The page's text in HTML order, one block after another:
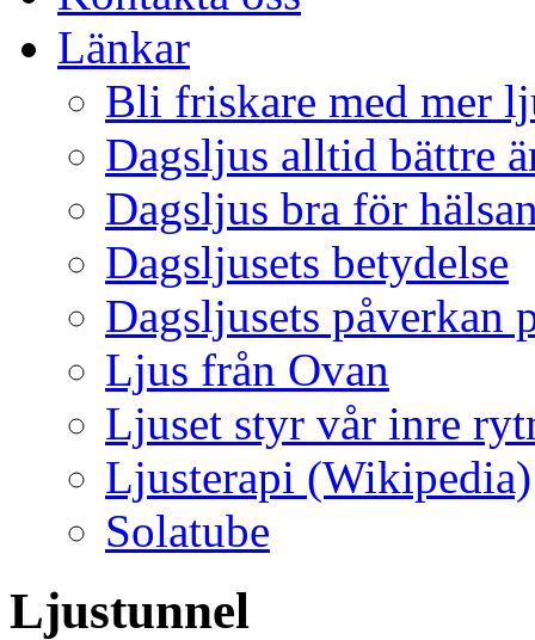
Länkar
Bli friskare med mer
Dagsljus alltid bättre
Dagsljus bra för
Dagsljusets betydelse
Dagsljusets påverkan
Ljus från Ovan
Ljuset styr vår inre
Ljusterapi (Wikipedia)
Solatube
Ljustunnel